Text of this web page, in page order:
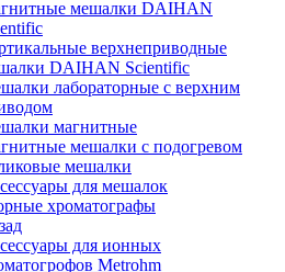
мешалки DAIHAN
верхнеприводные
DAIHAN Scientific
лабораторные с верхним
магнитные
мешалки с подогревом
мешалки
для мешалок
хроматографы
для ионных
Metrohm